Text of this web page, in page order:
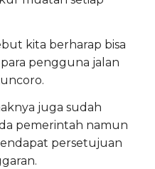
kita berharap bisa
pengguna jalan
juga sudah
pemerintah namun
persetujuan